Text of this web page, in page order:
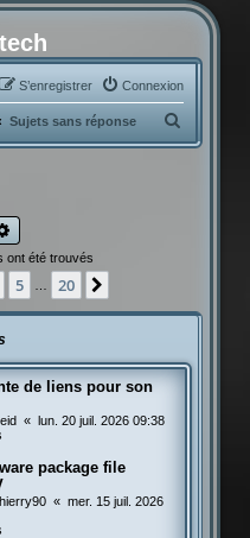
Connexion
S’enregistrer
Sujets sans réponse
e
h
ont été trouvés
5 20
de liens pour son
« lun. 20 juil. 2026 09:38
package file
« mer. 15 juil. 2026